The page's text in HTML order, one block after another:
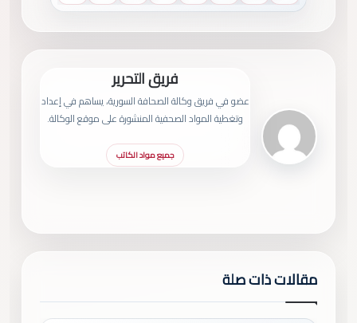
فريق التحرير
عضو في فريق وكالة الصحافة السورية، يساهم في إعداد
وتغطية المواد الصحفية المنشورة على موقع الوكالة.
جميع مواد الكاتب
مقالات ذات صلة